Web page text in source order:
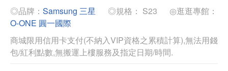
◎品牌： Samsung 三星 ◎規格： S23
◎逛逛專館：
O-ONE 圓一國際
商城限用信用卡支付(不納入VIP資格之累積計算),無法用錢
包/紅利點數,無搬運上樓服務及指定日期/時間.